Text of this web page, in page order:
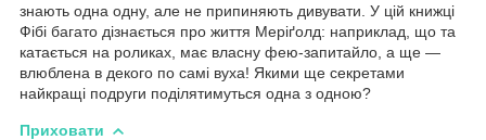
знають одна одну, але не припиняють дивувати. У цій книжці
Фібі багато дізнається про життя Меріґолд: наприклад, що та
катається на роликах, має власну фею-запитайло, а ще —
влюблена в декого по самі вуха! Якими ще секретами
найкращі подруги поділятимуться одна з одною?
Приховати